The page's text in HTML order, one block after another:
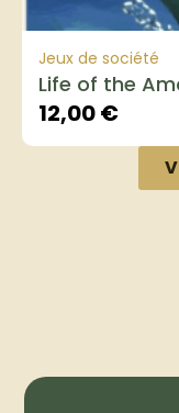
Jeux de société
Life of the
12,00€